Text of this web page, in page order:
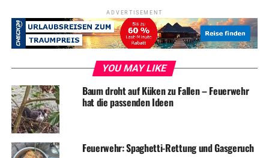
ADVERTISEMENT
YOU MAY LIKE
Baum droht auf Küken zu Fallen – Feuerwehr
hat die passenden Ideen
Feuerwehr: Spaghetti-Rettung und Gasgeruch